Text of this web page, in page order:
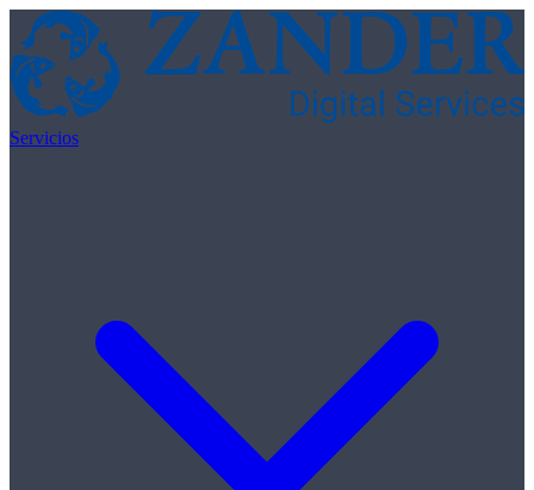
Skip to content
Servicios